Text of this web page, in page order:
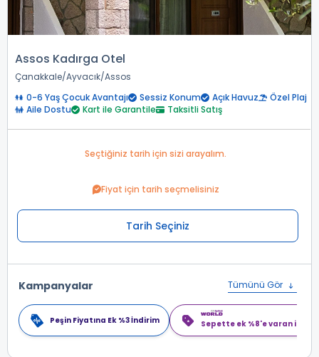
Assos Kadırga Otel
Çanakkale Ayvacık Assos
0-6 Yaş Çocuk Avantajı
Sessiz Konum Açık Havuz
Özel Plaj
Aile Dostu
Kart ile Garantile Taksitli Satış
Seçtiğiniz tarih için sizi arayalım.
Fiyat için tarih seçmelisiniz
Tarih Seçiniz
Kampanyalar Tümünü Gör
Peşin Fiyatına Ek %3 İndirim Sepette ek %8'e varan